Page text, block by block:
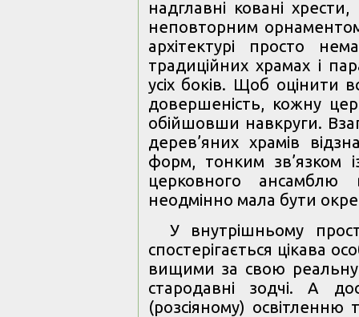
надглавні ковані
неповторним
архітектурі просто
традиційних храмах і
усіх боків. Щоб оцінити
довершеність, кожну
обійшовши навкруги.
дерев’яних храмів
форм, тонким зв’язком
церковного ансамблю
неодмінно мала бути
У внутрішньому
спостерігається цікава
вищими за свою
стародавні зодчі. А
(розсіяному) освітленню